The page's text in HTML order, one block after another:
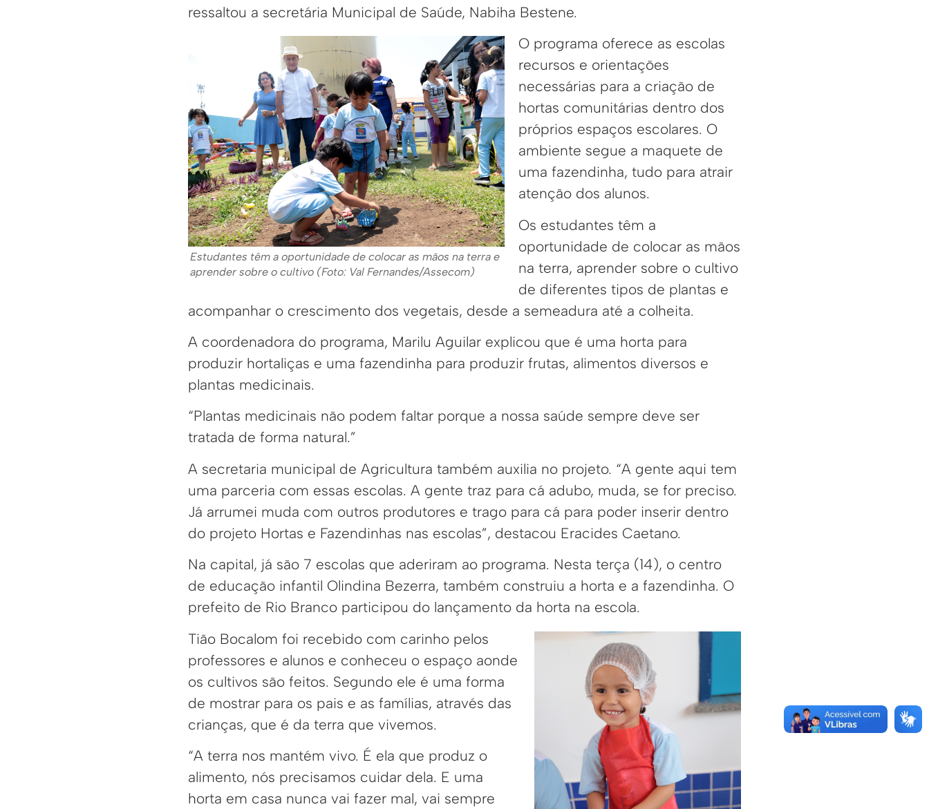
ressaltou a secretária Municipal de Saúde, Nabiha Bestene.
Estudantes têm a oportunidade de colocar as mãos na terra e
aprender sobre o cultivo (Foto: Val Fernandes/Assecom)
O programa oferece as escolas
recursos e orientações
necessárias para a criação de
hortas comunitárias dentro dos
próprios espaços escolares. O
ambiente segue a maquete de
uma fazendinha, tudo para atrair
atenção dos alunos.
Os estudantes têm a
oportunidade de colocar as mãos
na terra, aprender sobre o cultivo
de diferentes tipos de plantas e
acompanhar o crescimento dos vegetais, desde a semeadura até a colheita.
A coordenadora do programa, Marilu Aguilar explicou que é uma horta para
produzir hortaliças e uma fazendinha para produzir frutas, alimentos diversos e
plantas medicinais.
“Plantas medicinais não podem faltar porque a nossa saúde sempre deve ser
tratada de forma natural.”
A secretaria municipal de Agricultura também auxilia no projeto. “A gente aqui tem
uma parceria com essas escolas. A gente traz para cá adubo, muda, se for preciso.
Já arrumei muda com outros produtores e trago para cá para poder inserir dentro
do projeto Hortas e Fazendinhas nas escolas”, destacou Eracides Caetano.
Na capital, já são 7 escolas que aderiram ao programa. Nesta terça (14), o centro
de educação infantil Olindina Bezerra, também construiu a horta e a fazendinha. O
prefeito de Rio Branco participou do lançamento da horta na escola.
Tião Bocalom foi recebido com carinho pelos
professores e alunos e conheceu o espaço aonde
os cultivos são feitos. Segundo ele é uma forma
de mostrar para os pais e as famílias, através das
crianças, que é da terra que vivemos.
“A terra nos mantém vivo. É ela que produz o
alimento, nós precisamos cuidar dela. E uma
horta em casa nunca vai fazer mal, vai sempre